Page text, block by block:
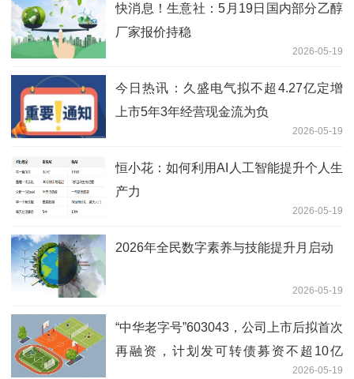
快消息！生意社：5月19日国内部分乙醇
厂家报价持稳
2026-05-19
今日热讯：久盛电气拟不超4.27亿定增
上市5年3年经营现金流为负
2026-05-19
恒小花：如何利用AI人工智能提升个人生
产力
2026-05-19
2026年全民数字素养与技能提升月启动
2026-05-19
“中华老字号”603043，公司上市后拟首次
再融资，计划发可转债募资不超10亿
2026-05-19